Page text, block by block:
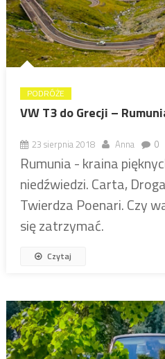
PODRÓŻE
VW T3 do Grecji –
23 sierpnia 2018 Anna 0
Rumunia - kraina
niedźwiedzi. Carta,
Twierdza Poenari. Czy
się zatrzymać.
Czytaj